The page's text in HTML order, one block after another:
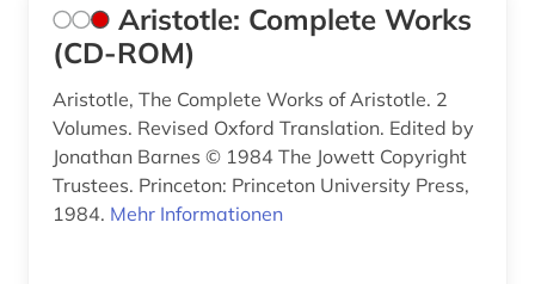
indische philosophie (1)
intellekt (1)
interdisziplinarität (1)
Aristotle: Complete Works
(CD-ROM)
Aristotle, The Complete Works of Aristotle. 2
Volumes. Revised Oxford Translation. Edited by
Jonathan Barnes © 1984 The Jowett Copyright
Trustees. Princeton: Princeton University Press,
1984. Mehr Informationen